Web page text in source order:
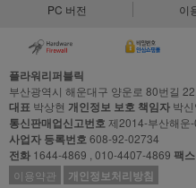
PC 버전 이
플라워리퍼블릭
부산광역시 해운대구 양운로 80번길
대표 박상현 개인정보 보호 책임자 박신
통신판매업신고번호제2014-부산해운
사업자 등록번호608-92-02734
전화 1644-4869 , 010-4407-4869 팩스
이용약관
개인정보처리방침